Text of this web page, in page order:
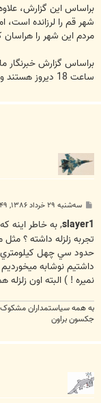
مردم اين شهر را هراسان
براساس گزارش خبرنگار
ساعت 18 ديروز هستند و عده‌اي در فضاهاي آزاد به سر مي‌برند
ت
سه‌شنبه ۲۹ خرداد ۱۳۸۶, ۱۱:۴۹ ب.ظ
slayer1, به خاطر اينه
حدود سي چهل کيلومتري
داشتيم نوشابه
نميره ! ) البته اون زلزله
به همه سياستمداران
جکسون براون